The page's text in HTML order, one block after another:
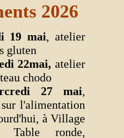
2026
19 mai, atelier
gluten
22mai, atelier
chodo
27 mai,
l'alimentation
à Village
Table ronde,